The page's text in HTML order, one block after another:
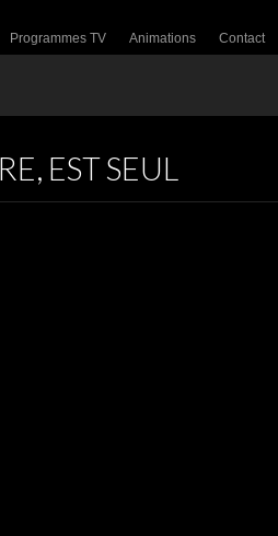
Programmes TV Animations Contact
EST SEUL